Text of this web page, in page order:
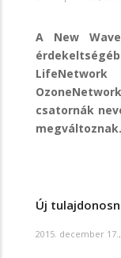
A New
csatornák
megváltoznak.
Új
2015. december